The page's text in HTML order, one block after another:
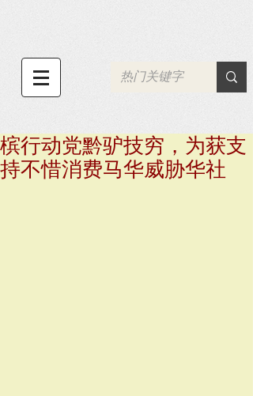
槟行动党黔驴技穷，为获支
持不惜消费马华威胁华社